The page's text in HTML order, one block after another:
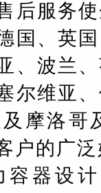
后服务
国、英
、波兰
尔维亚
摩洛哥
户的广
容器设